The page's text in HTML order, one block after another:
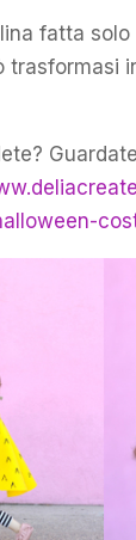
fatta
trasformasi